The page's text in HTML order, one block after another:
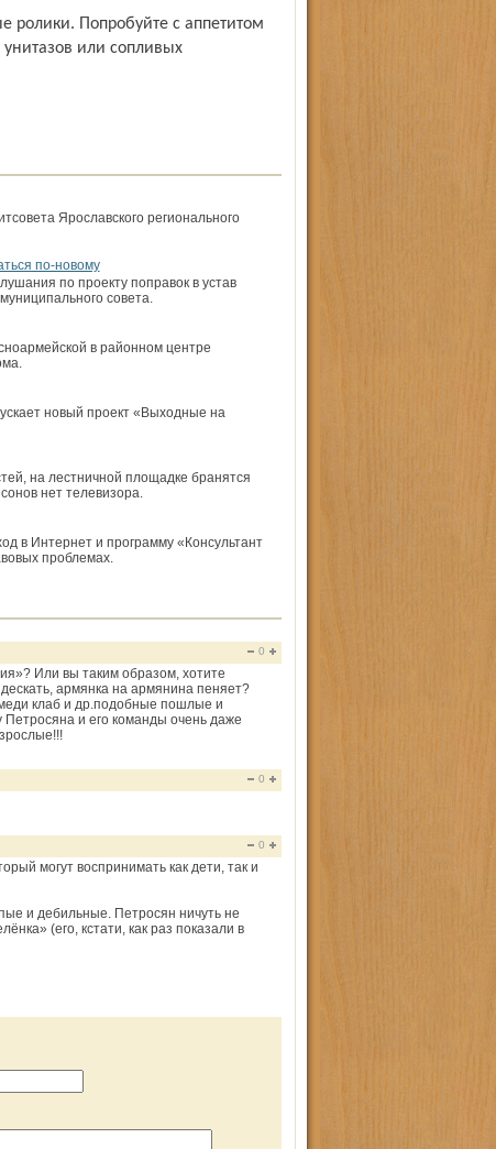
Попробуйте с аппетитом
или сопливых
Ярославского регионального
по-новому
по проекту поправок в устав
совета.
в районном центре
новый проект «Выходные на
на лестничной площадке бранятся
нет телевизора.
в Интернет и программу «Консультант
проблемах.
0
Или вы таким образом, хотите
армянка на армянина пеняет?
клаб и др.подобные пошлые и
и его команды очень даже
0
0
могут воспринимать как дети, так и
и дебильные. Петросян ничуть не
(его, кстати, как раз показали в